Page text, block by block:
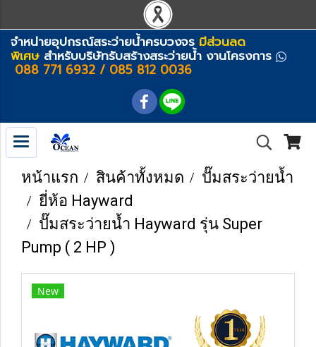
จำหน่ายอุปกรณ์สระว่ายน้ำครบวงจร มีส่วนลด
พิเศษ สำหรับบริษัทรับสร้างสระว่ายน้ำ งานโครงการ
088 771 6932 / 085 812 0036
หน้าแรก สินค้าทั้งหมด
ปั๊มสระว่ายน้ำ
ยี่ห้อ Hayward
ปั๊มสระว่ายน้ำ Hayward รุ่น Super
Pump ( 2 HP )
New